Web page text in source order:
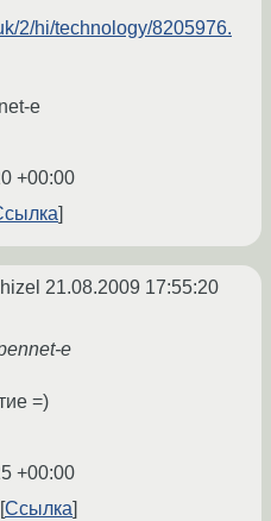
2/hi/technology/8205976.
е
+00:00
21.08.2009 17:55:20
е
=)
+00:00
Ссылка